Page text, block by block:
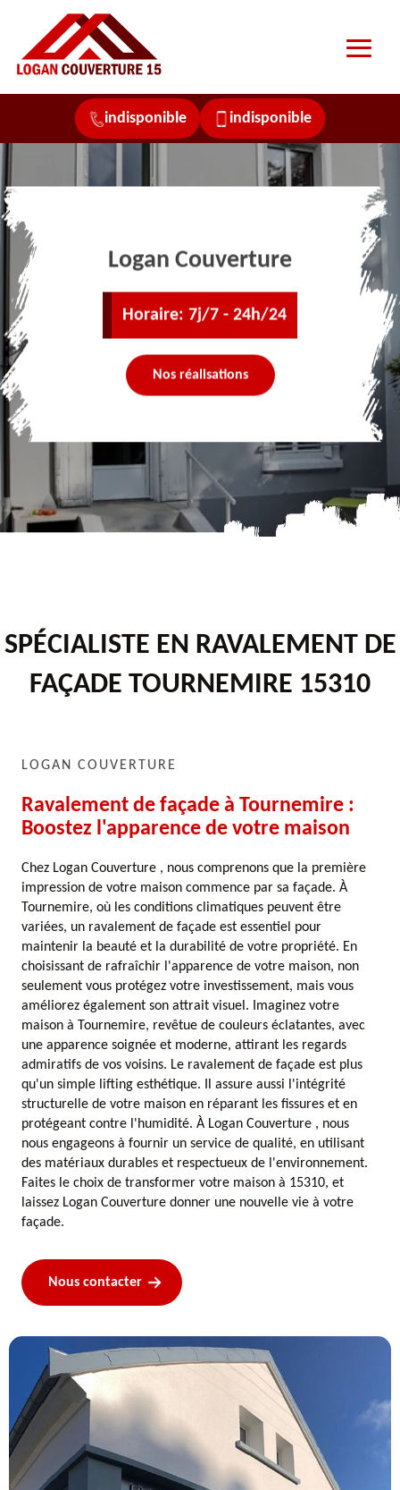
indisponible indisponible
Logan Couverture
Horaire: 7j/7 - 24h/24
Nos réalisations
SPÉCIALISTE EN RAVALEMENT DE
FAÇADE TOURNEMIRE 15310
LOGAN COUVERTURE
Ravalement de façade à Tournemire :
Boostez l'apparence de votre maison
Chez Logan Couverture , nous comprenons que la première
impression de votre maison commence par sa façade. À
Tournemire, où les conditions climatiques peuvent être
variées, un ravalement de façade est essentiel pour
maintenir la beauté et la durabilité de votre propriété. En
choisissant de rafraîchir l'apparence de votre maison, non
seulement vous protégez votre investissement, mais vous
améliorez également son attrait visuel. Imaginez votre
maison à Tournemire, revêtue de couleurs éclatantes, avec
une apparence soignée et moderne, attirant les regards
admiratifs de vos voisins. Le ravalement de façade est plus
qu'un simple lifting esthétique. Il assure aussi l'intégrité
structurelle de votre maison en réparant les fissures et en
protégeant contre l'humidité. À Logan Couverture , nous
nous engageons à fournir un service de qualité, en utilisant
des matériaux durables et respectueux de l'environnement.
Faites le choix de transformer votre maison à 15310, et
laissez Logan Couverture donner une nouvelle vie à votre
façade.
Nous contacter